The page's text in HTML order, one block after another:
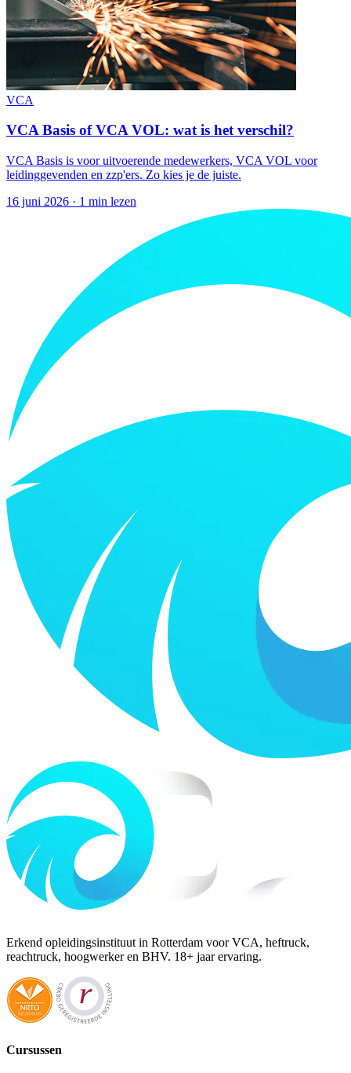
VCA
VCA Basis of VCA VOL: wat is het verschil?
VCA Basis is voor uitvoerende medewerkers, VCA VOL voor
leidinggevenden en zzp'ers. Zo kies je de juiste.
16 juni 2026 · 1 min lezen
Erkend opleidingsinstituut in Rotterdam voor VCA, heftruck,
reachtruck, hoogwerker en BHV. 18+ jaar ervaring.
Cursussen